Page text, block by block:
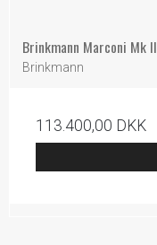
Brinkmann Marconi Mk II
Brinkmann
113.400,00 DKK